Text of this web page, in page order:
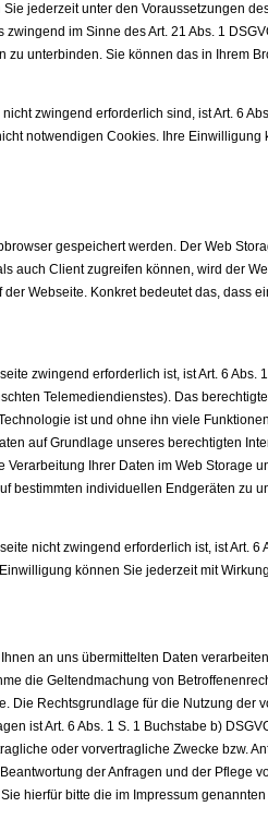
jederzeit unter den Voraussetzungen
im Sinne des Art. 21 Abs. 1
unterbinden. Sie können das in Ihrem
zwingend erforderlich sind, ist Art. 6
notwendigen Cookies. Ihre
gespeichert werden. Der Web
auch Client zugreifen können, wird der
Webseite. Konkret bedeutet das,
zwingend erforderlich ist, ist Art. 6
Telemediendienstes). Das
ist und ohne ihn viele
auf Grundlage unseres berechtigten
Ihrer Daten im Web
individuellen Endgeräten zu
nicht zwingend erforderlich ist, ist Art.
können Sie jederzeit mit
an uns übermittelten Daten
die Geltendmachung von
Rechtsgrundlage für die Nutzung
ist Art. 6 Abs. 1 S. 1 Buchstabe b)
oder vorvertragliche Zwecke bzw.
der Anfragen und der
hierfür bitte die im Impressum